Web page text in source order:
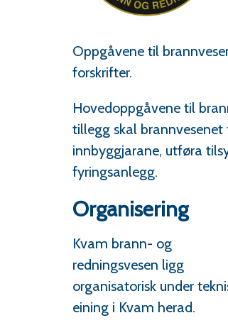
Oppgåvene til
forskrifter.
Hovedoppgåvene til
tillegg skal
innbyggjarane, utføra
fyringsanlegg.
Organisering
Kvam brann- og
redningsvesen ligg
organisatorisk under
eining i Kvam herad.